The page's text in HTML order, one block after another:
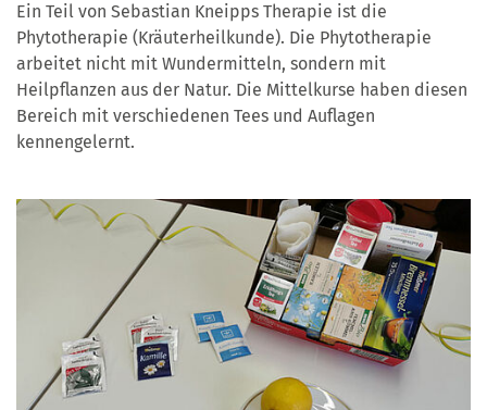
Ein Teil von Sebastian Kneipps Therapie ist die
Phytotherapie (Kräuterheilkunde). Die Phytotherapie
arbeitet nicht mit Wundermitteln, sondern mit
Heilpflanzen aus der Natur. Die Mittelkurse haben diesen
Bereich mit verschiedenen Tees und Auflagen
kennengelernt.